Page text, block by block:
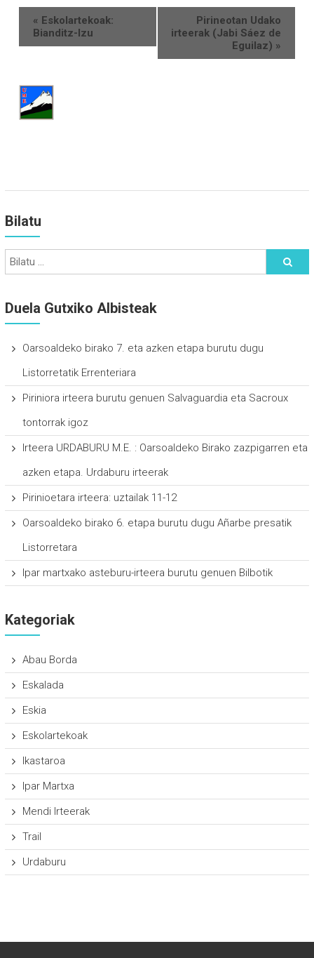
« Eskolartekoak:
Bianditz-Izu
Pirineotan Udako
irteerak (Jabi Sáez de
Eguilaz) »
Bilatu
Duela Gutxiko Albisteak
Oarsoaldeko birako 7. eta azken etapa burutu dugu
Listorretatik Errenteriara
Piriniora irteera burutu genuen Salvaguardia eta Sacroux
tontorrak igoz
Irteera URDABURU M.E. : Oarsoaldeko Birako zazpigarren eta
azken etapa. Urdaburu irteerak
Pirinioetara irteera: uztailak 11-12
Oarsoaldeko birako 6. etapa burutu dugu Añarbe presatik
Listorretara
Ipar martxako asteburu-irteera burutu genuen Bilbotik
Kategoriak
Abau Borda
Eskalada
Eskia
Eskolartekoak
Ikastaroa
Ipar Martxa
Mendi Irteerak
Trail
Urdaburu